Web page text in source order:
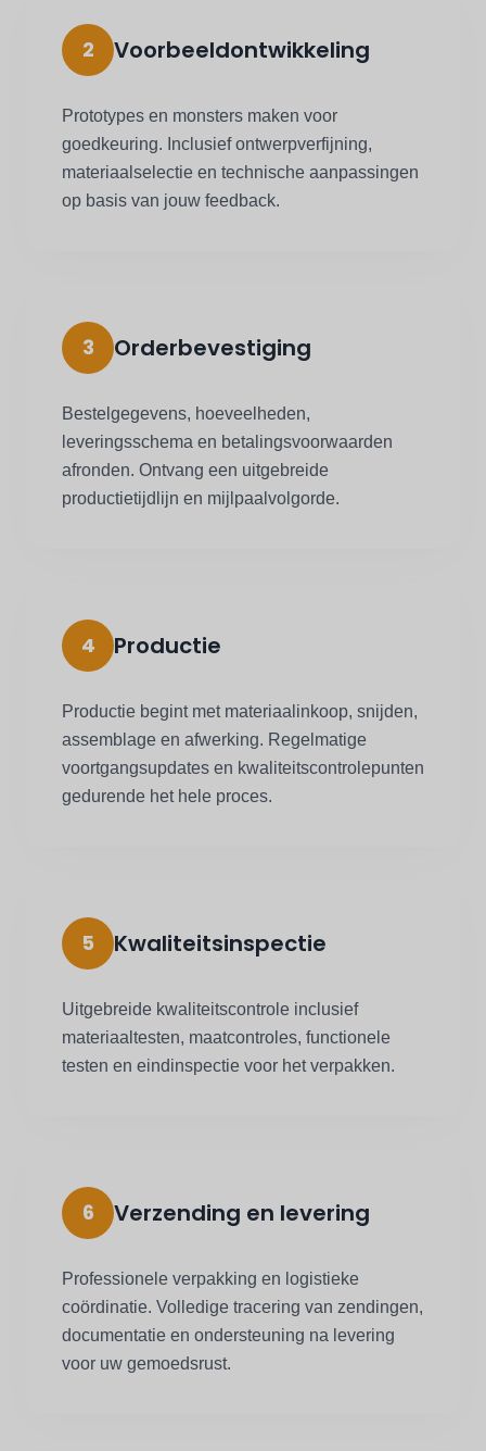
2 Voorbeeldontwikkeling
Prototypes en monsters maken voor
goedkeuring. Inclusief ontwerpverfijning,
materiaalselectie en technische aanpassingen
op basis van jouw feedback.
3 Orderbevestiging
Bestelgegevens, hoeveelheden,
leveringsschema en betalingsvoorwaarden
afronden. Ontvang een uitgebreide
productietijdlijn en mijlpaalvolgorde.
4 Productie
Productie begint met materiaalinkoop, snijden,
assemblage en afwerking. Regelmatige
voortgangsupdates en kwaliteitscontrolepunten
gedurende het hele proces.
5 Kwaliteitsinspectie
Uitgebreide kwaliteitscontrole inclusief
materiaaltesten, maatcontroles, functionele
testen en eindinspectie voor het verpakken.
6 Verzending en levering
Professionele verpakking en logistieke
coördinatie. Volledige tracering van zendingen,
documentatie en ondersteuning na levering
voor uw gemoedsrust.